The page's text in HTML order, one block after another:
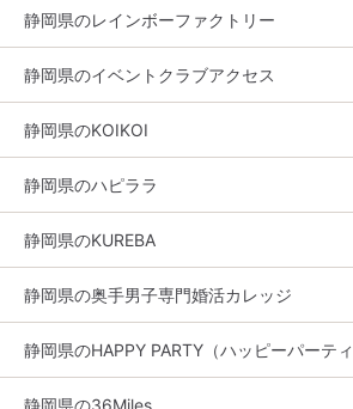
静岡県のレインボーファクトリー
静岡県のイベントクラブアクセス
静岡県のKOIKOI
静岡県のハピララ
静岡県のKUREBA
静岡県の奥手男子専門婚活カレッジ
静岡県のHAPPY PARTY（ハッピーパーティ
静岡県の36Miles